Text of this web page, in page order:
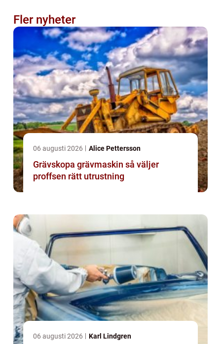
Fler nyheter
06 augusti 2026 Alice Pettersson
Grävskopa grävmaskin så väljer
proffsen rätt utrustning
06 augusti 2026 Karl Lindgren